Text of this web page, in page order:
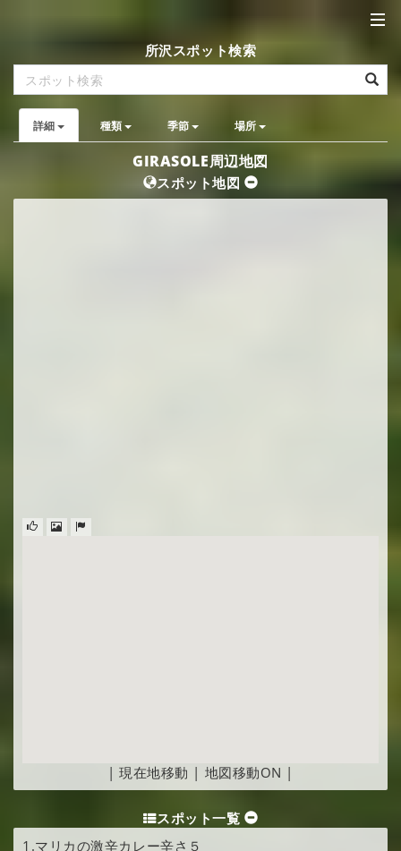
所沢スポット検索
詳細 種類 季節 場所
GIRASOLE周辺地図
スポット地図
|現在地移動 | 地図移動ON |
スポット一覧
1.マリカの激辛カレー辛さ５